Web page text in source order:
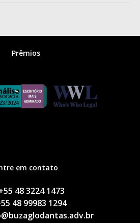
Prêmios
em contato
48 3224 1473
48 99983 1294